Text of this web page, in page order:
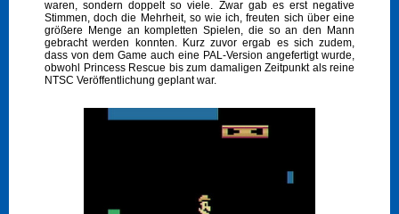
waren, sondern doppelt so viele. Zwar gab es erst negative
Stimmen, doch die Mehrheit, so wie ich, freuten sich über eine
größere Menge an kompletten Spielen, die so an den Mann
gebracht werden konnten. Kurz zuvor ergab es sich zudem,
dass von dem Game auch eine PAL-Version angefertigt wurde,
obwohl Princess Rescue bis zum damaligen Zeitpunkt als reine
NTSC Veröffentlichung geplant war.